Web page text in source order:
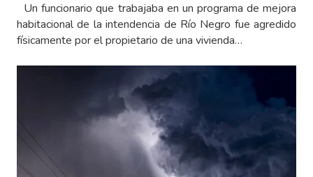
Un funcionario que trabajaba en un programa de mejora
habitacional de la intendencia de Río Negro fue agredido
físicamente por el propietario de una vivienda…